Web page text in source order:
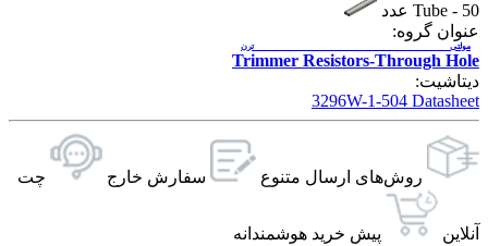
Tube - 50 عدد
عنوان گروه:
Trimmer Resistors-Through Hole
مولتی ترن
دیتاشیت:
3296W-1-504 Datasheet
روش‌های ارسال‌ متنوع سفارش خارج چت
آنلاین پیش خرید هوشمندانه